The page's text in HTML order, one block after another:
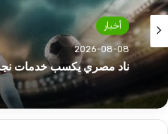
أخبار
2026-08-08
ناد مصري يكسب خدمات